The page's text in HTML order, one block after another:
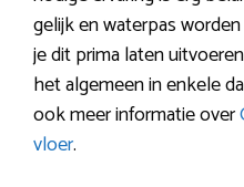
gelijk en waterpas
je dit prima laten
het algemeen in enkele
ook meer informatie over
vloer.